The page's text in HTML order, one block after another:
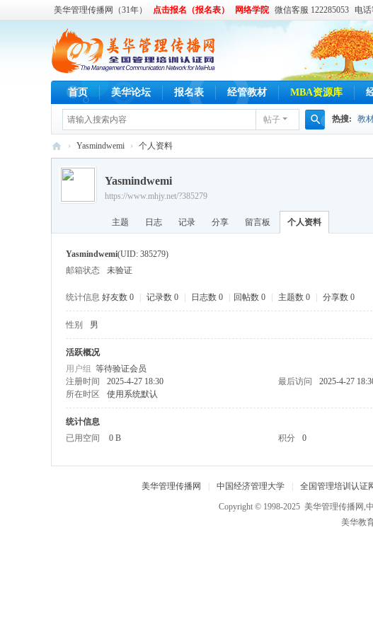
美华管理传播网（31年） 点击报名（报名表） 网络学院 微信客服 122285053 电话
首页 美华论坛 报名表 经管教材 MBA资源库
帖子
索
热搜: 教
美
› Yasmindwemi › 个人资料
Yasmindwemi
https://www.mhjy.net/?385279
主题 日志 记录 分享 留言板 个人资料
Yasmindwemi(UID: 385279)
邮箱状态
未验证
统计信息 好友数 0 记录数 0 日志数 0 回帖数 0 主题数 0 分享数 0
性别 男
活跃概况
用户组 等待验证会员
注册时间
2025-4-27 18:30 最后访问 2025-4-27
所在时区
使用系统默认
统计信息
已用空间
0 B 积分 0
美华管理传播网 中国经济管理大学 全国管理培训认证
Copyright © 1998-2025 美华管理传播网,
美华教